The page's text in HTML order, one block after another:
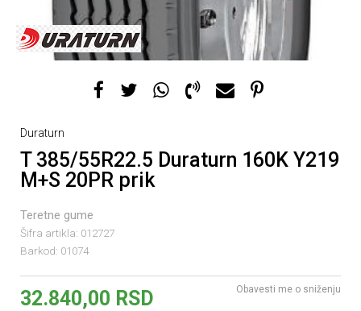
Duraturn
T 385/55R22.5 Duraturn 160K Y219
M+S 20PR prik
Teretne gume
Šifra artikla: 012727
Barkod: 01074
32.840,00 RSD Obavesti me o sniženju